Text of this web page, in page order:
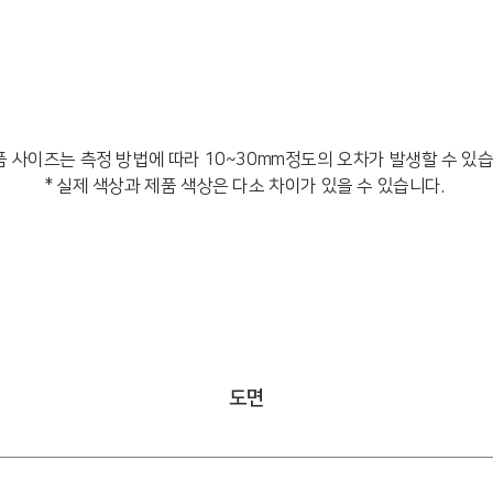
사이즈는 측정 방법에 따라 10~30mm정도의 오차가 발생할 수 있
* 실제 색상과 제품 색상은 다소 차이가 있을 수 있습니다.
도면